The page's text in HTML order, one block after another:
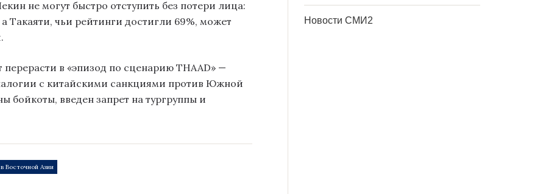
не могут быстро отступить без потери лица:
Такаяти, чьи рейтинги достигли 69%, может
в «эпизод по сценарию THAAD» —
с китайскими санкциями против Южной
бойкоты, введен запрет на тургруппы и
Восточной Азии